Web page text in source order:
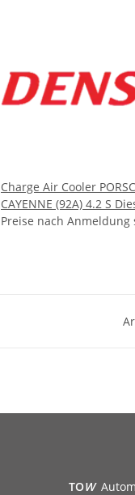
Charge Air Cooler
CAYENNE (92A) 4.2 S
(2012 - )
Preise nach
TOW